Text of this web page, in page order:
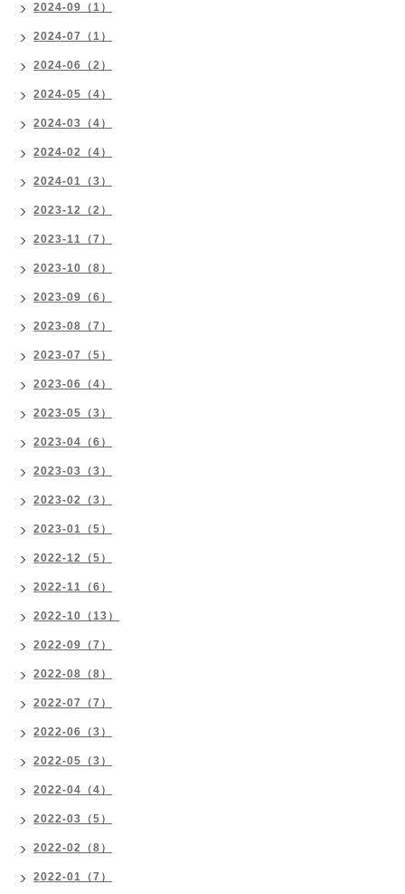
2024-09（1）
2024-07（1）
2024-06（2）
2024-05（4）
2024-03（4）
2024-02（4）
2024-01（3）
2023-12（2）
2023-11（7）
2023-10（8）
2023-09（6）
2023-08（7）
2023-07（5）
2023-06（4）
2023-05（3）
2023-04（6）
2023-03（3）
2023-02（3）
2023-01（5）
2022-12（5）
2022-11（6）
2022-10（13）
2022-09（7）
2022-08（8）
2022-07（7）
2022-06（3）
2022-05（3）
2022-04（4）
2022-03（5）
2022-02（8）
2022-01（7）